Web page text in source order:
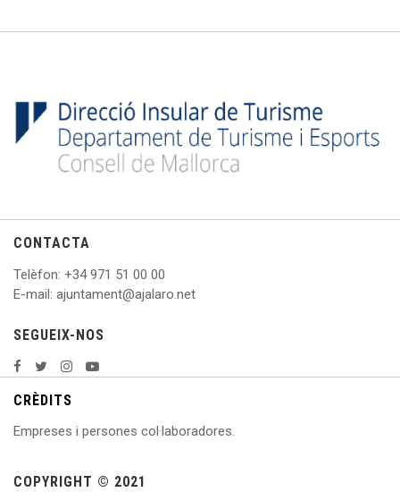
CONTACTA
Telèfon: +34 971 51 00 00
E-mail: ajuntament@ajalaro.net
SEGUEIX-NOS
CRÈDITS
Empreses i persones col·laboradores.
COPYRIGHT © 2021